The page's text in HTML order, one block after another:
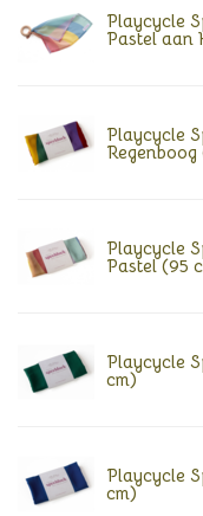
Playcycle
Pastel aan
Playcycle
Playcycle
Pastel (95
Playcycle
cm)
Playcycle
cm)